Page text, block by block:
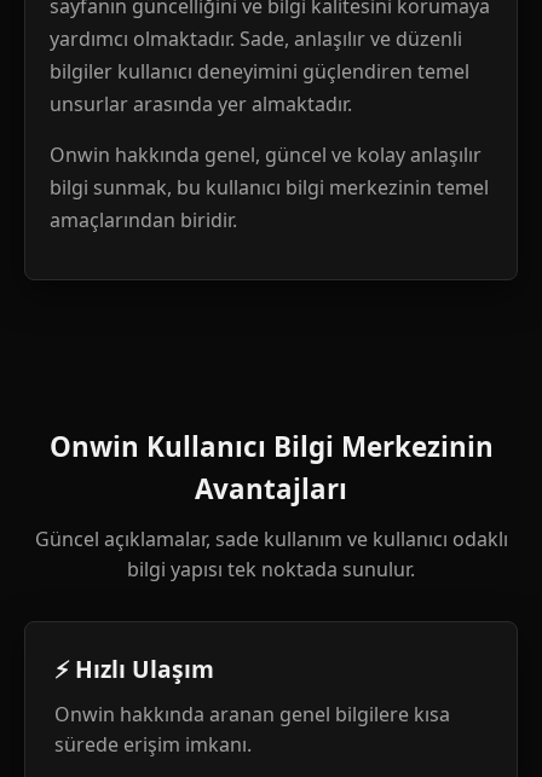
sayfanın güncelliğini ve bilgi kalitesini korumaya
yardımcı olmaktadır. Sade, anlaşılır ve düzenli
bilgiler kullanıcı deneyimini güçlendiren temel
unsurlar arasında yer almaktadır.
Onwin hakkında genel, güncel ve kolay anlaşılır
bilgi sunmak, bu kullanıcı bilgi merkezinin temel
amaçlarından biridir.
Onwin Kullanıcı Bilgi Merkezinin
Avantajları
Güncel açıklamalar, sade kullanım ve kullanıcı odaklı
bilgi yapısı tek noktada sunulur.
⚡ Hızlı Ulaşım
Onwin hakkında aranan genel bilgilere kısa
sürede erişim imkanı.